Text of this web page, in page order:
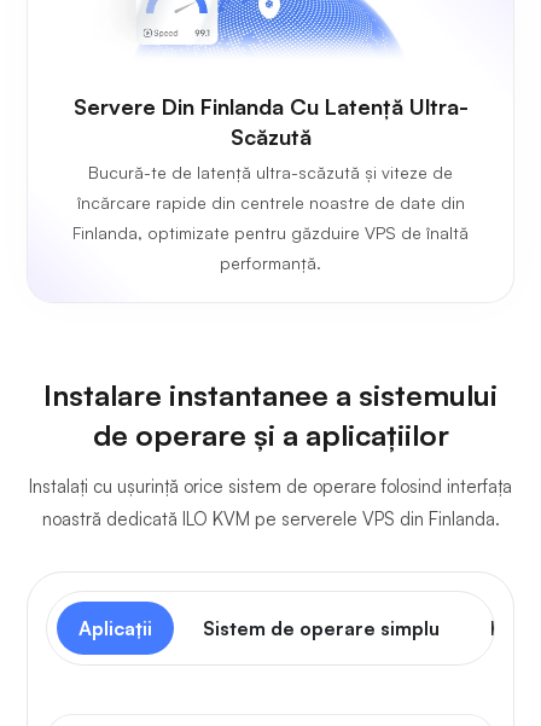
Servere Din Finlanda Cu Latență Ultra-
Scăzută
Bucură-te de latență ultra-scăzută și viteze de
încărcare rapide din centrele noastre de date din
Finlanda, optimizate pentru găzduire VPS de înaltă
performanță.
Instalare instantanee a sistemului
de operare și a aplicațiilor
Instalați cu ușurință orice sistem de operare folosind interfața
noastră dedicată ILO KVM pe serverele VPS din Finlanda.
Aplicații Sistem de operare simplu